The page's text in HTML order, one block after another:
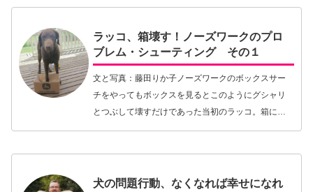
ラッコ、箱壊す！ノーズワークのプロ
ブレム・シューティング その１
文と写真：藤田りか子ノーズワークのボックスサー
チをやってもボックスを見るとこのようにグシャリ
とつぶして壊すだけであった当初のラッコ。箱に興
奮して嗅覚活動を忘れる私がノーズワークの世界に
犬の問題行動、なくなれば幸せになれ